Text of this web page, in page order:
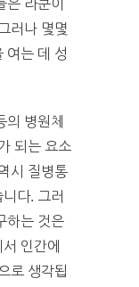
라쿤이
러나 몇몇
여는 데 성
의 병원체
되는 요소
시 질병통
다. 그러
하는 것은
인간에
로 생각됩